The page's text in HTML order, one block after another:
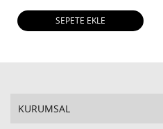
SEPETE EKLE
KURUMSAL